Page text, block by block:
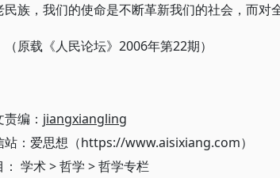
民族，我们的使命是不断革新我们的社会，而对
（原载《人民论坛》2006年第22期）
编： jiangxiangling
站：爱思想（https://www.aisixiang.com）
学术>哲学 >哲学专栏